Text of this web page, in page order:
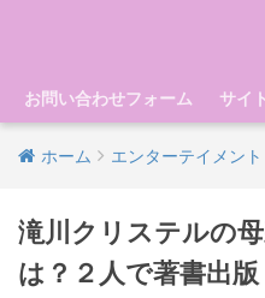
お問い合わせフォーム サイ
ホーム エンターテイメント
滝川クリステルの
は？２人で著書出